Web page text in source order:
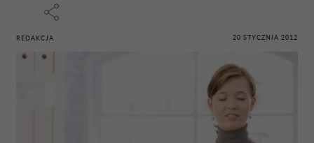
REDAKCJA 20 STYCZNIA 2012